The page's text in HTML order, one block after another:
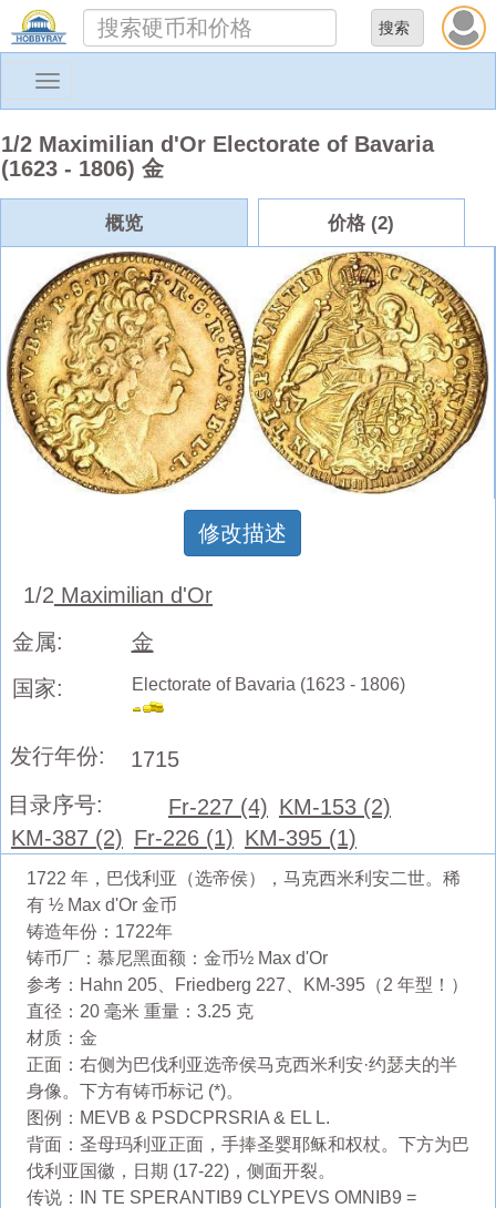
Toggle
1/2 Maximilian d'Or Electorate of Bavaria
(1623 - 1806) 金
概览 价格 (2)
修改描述
1/2 Maximilian d'Or
金属:
金
国家:
Electorate of Bavaria (1623 - 1806)
发行年份:
1715
目录序号:
Fr-227 (4) KM-153 (2)
KM-387 (2) Fr-226 (1) KM-395 (1)
1722 年，巴伐利亚（选帝侯），马克西米利安二世。稀
有 ½ Max d'Or 金币
铸造年份：1722年
铸币厂：慕尼黑面额：金币½ Max d'Or
参考：Hahn 205、Friedberg 227、KM-395（2 年型！）
直径：20 毫米 重量：3.25 克
材质：金
正面：右侧为巴伐利亚选帝侯马克西米利安·约瑟夫的半
身像。下方有铸币标记 (*)。
图例：MEVB & PSDCPRSRIA & EL L.
背面：圣母玛利亚正面，手捧圣婴耶稣和权杖。下方为巴
伐利亚国徽，日期 (17-22)，侧面开裂。
传说：IN TE SPERANTIB9 CLYPEVS OMNIB9 =